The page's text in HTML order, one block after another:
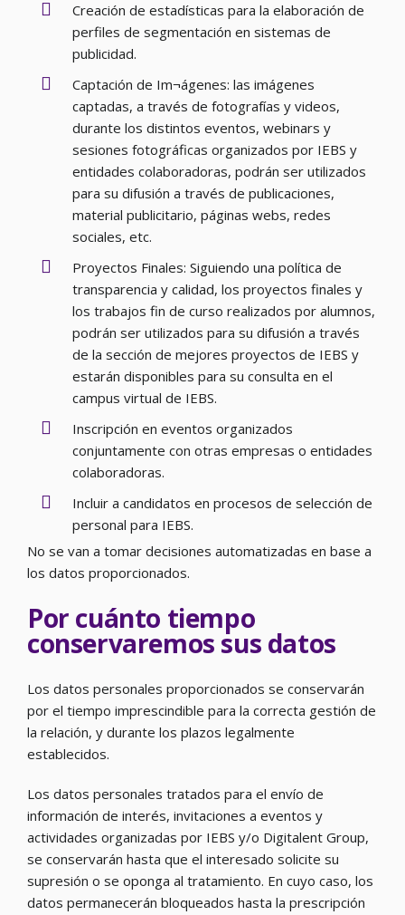
Creación de estadísticas para la elaboración de
perfiles de segmentación en sistemas de
publicidad.
Captación de Im¬ágenes: las imágenes
captadas, a través de fotografías y videos,
durante los distintos eventos, webinars y
sesiones fotográficas organizados por IEBS y
entidades colaboradoras, podrán ser utilizados
para su difusión a través de publicaciones,
material publicitario, páginas webs, redes
sociales, etc.
Proyectos Finales: Siguiendo una política de
transparencia y calidad, los proyectos finales y
los trabajos fin de curso realizados por alumnos,
podrán ser utilizados para su difusión a través
de la sección de mejores proyectos de IEBS y
estarán disponibles para su consulta en el
campus virtual de IEBS.
Inscripción en eventos organizados
conjuntamente con otras empresas o entidades
colaboradoras.
Incluir a candidatos en procesos de selección de
personal para IEBS.
No se van a tomar decisiones automatizadas en base a
los datos proporcionados.
Por cuánto tiempo
conservaremos sus datos
Los datos personales proporcionados se conservarán
por el tiempo imprescindible para la correcta gestión de
la relación, y durante los plazos legalmente
establecidos.
Los datos personales tratados para el envío de
información de interés, invitaciones a eventos y
actividades organizadas por IEBS y/o Digitalent Group,
se conservarán hasta que el interesado solicite su
supresión o se oponga al tratamiento. En cuyo caso, los
datos permanecerán bloqueados hasta la prescripción